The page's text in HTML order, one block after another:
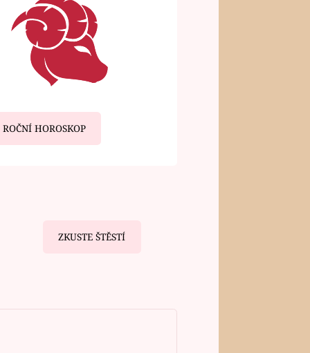
ROČNÍ HOROSKOP
ZKUSTE ŠTĚSTÍ